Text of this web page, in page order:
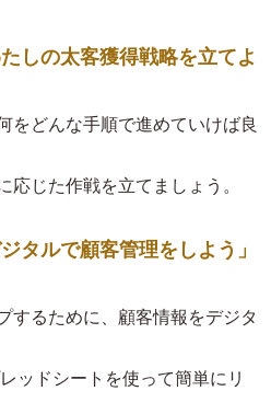
しの太客獲得戦略を立てよ
どんな手順で進めていけば良
じた作戦を立てましょう。
タルで顧客管理をしよう」
するために、顧客情報をデジタ
ッドシートを使って簡単にリ